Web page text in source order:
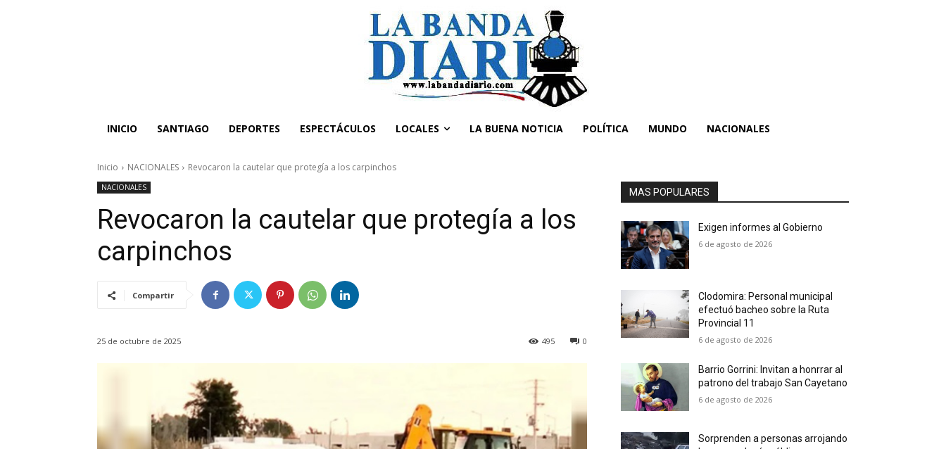
INICIO SANTIAGO DEPORTES ESPECTÁCULOS LOCALES LA BUENA NOTICIA POLÍTICA MUNDO NACIONALES
Inicio NACIONALES Revocaron la cautelar que protegía a los carpinchos
NACIONALES
Revocaron la cautelar que protegía a los
carpinchos
Compartir
25 de octubre de 2025 0
495
MAS POPULARES
Exigen informes al Gobierno
6 de agosto de 2026
Clodomira: Personal municipal
efectuó bacheo sobre la Ruta
Provincial 11
6 de agosto de 2026
Barrio Gorrini: Invitan a honrrar al
patrono del trabajo San Cayetano
6 de agosto de 2026
Sorprenden a personas arrojando